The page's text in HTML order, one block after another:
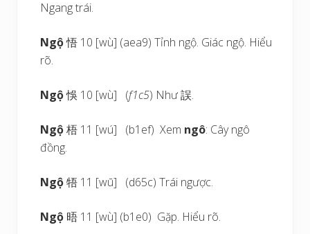
Ngang trái.
Ngộ悟 10 [wù] (aea9) Tỉnh ngộ. Giác ngộ. Hiểu
rõ.
Ngộ悞 10 [wù] (f1c5) Như 誤.
Ngộ梧 11 [wú] (b1ef) Xem ngô: Cây ngô
đồng.
Ngộ牾 11 [wū] (d65c) Trái ngược.
Ngộ 晤 11 [wù] (b1e0) Gặp. Hiểu rõ.